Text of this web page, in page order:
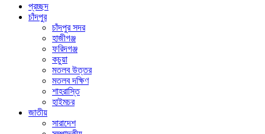
প্রচ্ছদ
চাঁদপুর
চাঁদপুর সদর
হাজীগঞ্জ
ফরিদগঞ্জ
কচুয়া
মতলব উত্তর
মতলব দক্ষিণ
শাহরাস্তি
হাইমচর
জাতীয়
সারাদেশ